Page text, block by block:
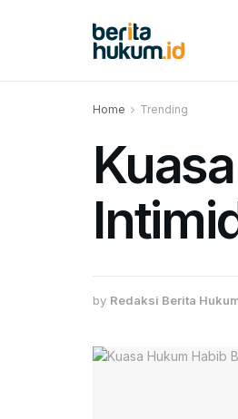
Home Trending
by Redaksi Berita